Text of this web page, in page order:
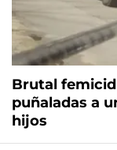
Brutal
puñaladas a
hijos